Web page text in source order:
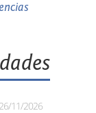
26/11/2026